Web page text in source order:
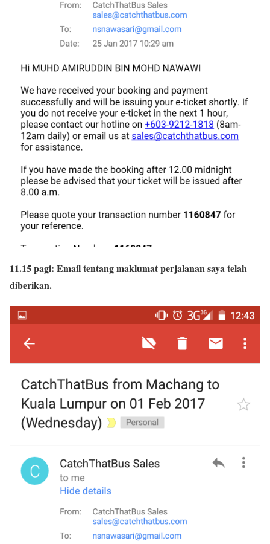
11.15 pagi: Email tentang maklumat perjalanan saya telah
diberikan.